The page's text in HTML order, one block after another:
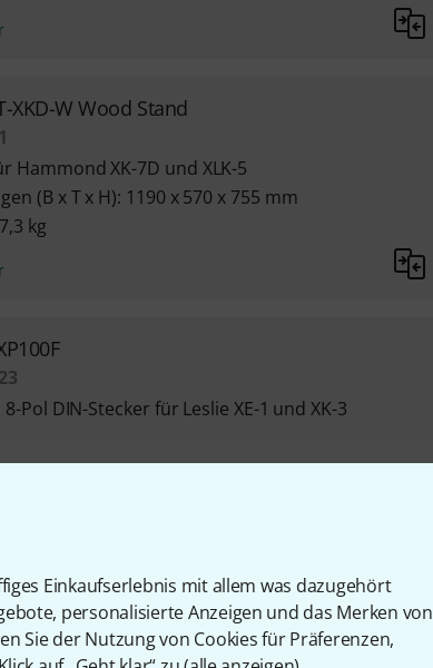
Einkaufserlebnis mit allem was dazugehört
personalisierte Anzeigen und das Merken von
Sie der Nutzung von Cookies für Präferenzen,
XKD-W Wood Stand
1
Hammond XK-7D und XLK-5
(B x T x H): 1190 x 570 x 755 mm
kg
23
Pol DIN-Stecker für Leslie XE-1 und XK-3
200G
Tongenerator und eigenen Bass-